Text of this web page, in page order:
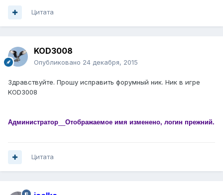
Цитата
KOD3008
Опубликовано 24 декабря, 2015
Здравствуйте. Прошу исправить форумный ник. Ник в игре
KOD3008
Администратор Отображаемое имя изменено, логин прежний.
Цитата